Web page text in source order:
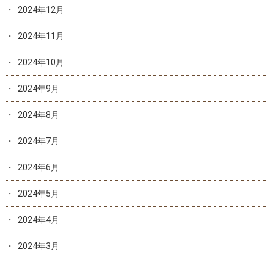
2024年12月
2024年11月
2024年10月
2024年9月
2024年8月
2024年7月
2024年6月
2024年5月
2024年4月
2024年3月